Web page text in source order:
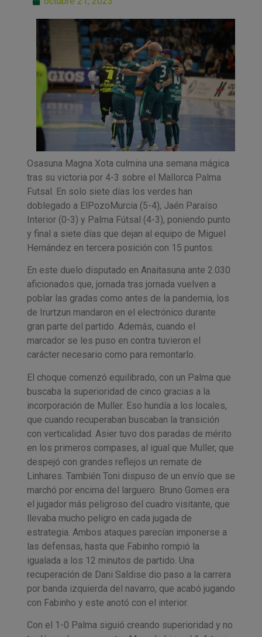
Osasuna Magna Xota culmina una semana mágica
tras su victoria por 4-3 sobre el Mallorca Palma
Futsal. En solo siete días los verdes han
doblegado a ElPozoMurcia (5-4), Jaén Paraíso
Interior (0-3) y Palma Fútsal (4-3), poniendo punto
y final a siete días que dejan al equipo de Miguel
Hernández en tercera posición con 15 puntos.
En este duelo disputado en Anaitasuna ante 2.030
aficionados que, jornada tras jornada vuelven a
poblar las gradas como antes de la pandemia, los
de Irurtzun mandaron en el electrónico durante
gran parte del partido. Además, cuando el
marcador se les puso en contra tuvieron el
carácter necesario como para remontarlo.
El choque comenzó equilibrado, con un Palma que
buscaba la superioridad de cinco gracias a la
incorporación de Muller. Eso hundía a los locales,
que cuando recuperaban buscaban la transición
con verticalidad. Asier tuvo dos paradas de mérito
en los primeros compases, al igual que Muller, que
despejó con grandes reflejos un remate de
Linhares. También Toni dispuso de un envío que se
marchó por encima del larguero. Bruno Gomes era
el jugador más peligroso del cuadro visitante, que
llevaba mucho peligro en cada jugada de
estrategia. Ambos ataques parecían imponerse a
las defensas, hasta que Fabinho rompió la
igualada a los 12 minutos de partido. Una
recuperación de Dani Saldise dio paso a la carrera
por banda izquierda del navarro, que acabó jugando
con Fabinho y este anotó con el interior.
Con el 1-0 Palma siguió creando superioridad y no